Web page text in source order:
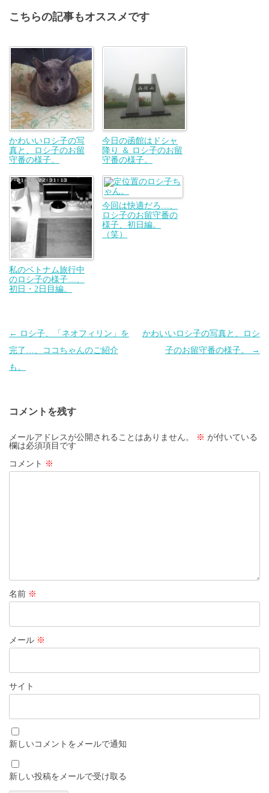
こちらの記事もオススメです
かわいいロシ子の写
真と、ロシ子のお留
守番の様子。
今日の函館はドシャ
降り ＆ ロシ子のお留
守番の様子。
私のベトナム旅行中
のロシ子の様子…、
初日・2日目編。
今回は快適だろ…、
ロシ子のお留守番の
様子、初日編。
（笑）
投
稿
ナ
ー
シ
ョ
ン
← ロシ子、「ネオフィリン」を
完了…、ココちゃんのご紹介
も。
かわいいロシ子の写真と、ロシ
子のお留守番の様子。
→
コメントを残す
メールアドレスが公開されることはありません。 ※ が付いている
欄は必須項目です
コメント ※
名前 ※
メール ※
サイト
新しいコメントをメールで通知
新しい投稿をメールで受け取る